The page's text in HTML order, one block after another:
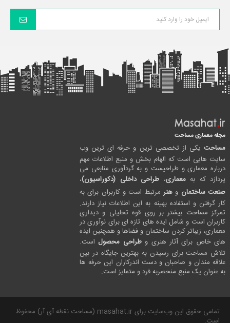
مجله معماری مساحت
مساحت یکی از تخصصی ترین و حرفه ای ترین وب
سایت هایی است که الهام بخش و منبع اطلاعات مهم
درباره معماری و طراحیست و به گردآوری منابعی می
پردازد که بهمعماری، طراحی داخلی (دکوراسیون)،
صنعت ساختمان و هنرمرتبط است و کاربران برای به
کار گرفتن و استفاده بهینه به این اطلاعات نیاز دارند.
تمرکز مساحت بیشتر بر روی قوه تحلیلی و دیداری
کاربران است و شامل ایده های تازه ای برای نوآوری در
معماری، زیباتر کردن ساختمان و فضاها و همچنین ایده
های خاص برای آثار هنری وطراحی محصول است.
تلاش مساحت برای رسیدن به بهترین جایگاه در بین
علاقه مندان و صاحبان و دست اندرکاران این حرفه ها
به عنوان یک منبع منحصربه فرد و متمایز است.
تمامی حقوق این وب‌سایت برای masahat.ir (مساحت نقطه آی آر) محفوظ